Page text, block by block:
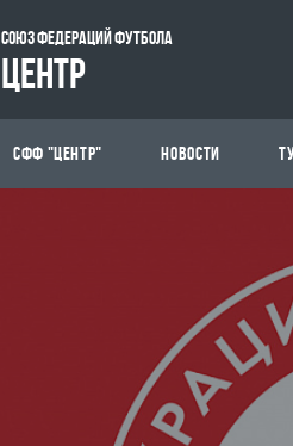
СОЮЗ ФЕДЕРАЦИЙ ФУТБОЛА
ЦЕНТР
СФФ "ЦЕНТР" НОВОСТИ